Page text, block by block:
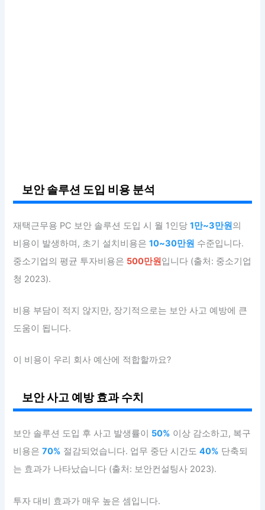
보안 솔루션 도입 비용 분석
재택근무용 PC 보안 솔루션 도입 시 월 1인당1만~3만원의
비용이 발생하며, 초기 설치비용은10~30만원 수준입니다.
중소기업의 평균 투자비용은 500만원입니다 (출처: 중소기업
청 2023).
비용 부담이 적지 않지만, 장기적으로는 보안 사고 예방에 큰
도움이 됩니다.
이 비용이 우리 회사 예산에 적합할까요?
보안 사고 예방 효과 수치
보안 솔루션 도입 후 사고 발생률이 50% 이상 감소하고, 복구
비용은70% 절감되었습니다. 업무 중단 시간도40% 단축되
는 효과가 나타났습니다 (출처: 보안컨설팅사 2023).
투자 대비 효과가 매우 높은 셈입니다.